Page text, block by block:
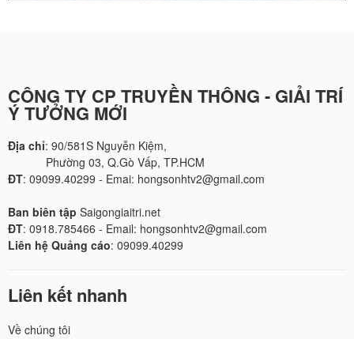
CÔNG TY CP TRUYỀN THÔNG - GIẢI TRÍ
Ý TƯỞNG MỚI
Địa chỉ: 90/581S Nguyễn Kiệm,
Phường 03, Q.Gò Vấp, TP.HCM
ĐT: 09099.40299 - Emai: hongsonhtv2@gmail.com
Ban biên tập Saigongiaitri.net
ĐT: 0918.785466 - Email: hongsonhtv2@gmail.com
Liên hệ Quảng cáo: 09099.40299
Liên kết nhanh
Về chúng tôi